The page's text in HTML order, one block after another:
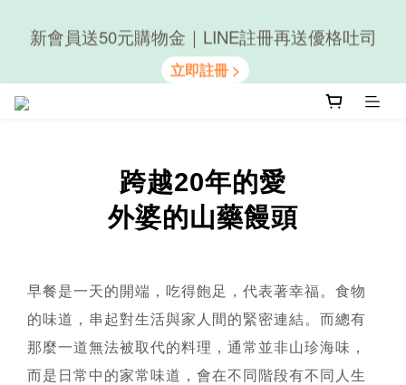
隨心享受｜貝果任選6組$899
跨越20年的愛
外婆的山藥饅頭
早餐是一天的開端，吃得飽足，代表著幸福。食物
的味道，串起對生活與家人間的緊密連結。而總有
那麼一道無法被取代的料理，通常並非山珍海味，
而是日常中的家常味道，會在不同階段有不同人生